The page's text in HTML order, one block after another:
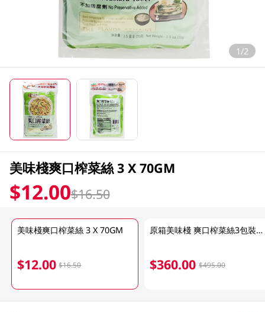
1/2
美味棧爽口榨菜絲 3 X 70GM
$12.00$16.50
美味棧爽口榨菜絲 3 X 70GM
$12.00 $16.50
原箱美味棧 爽口榨菜絲3包裝30 X 70 GM
$360.00 $495.00